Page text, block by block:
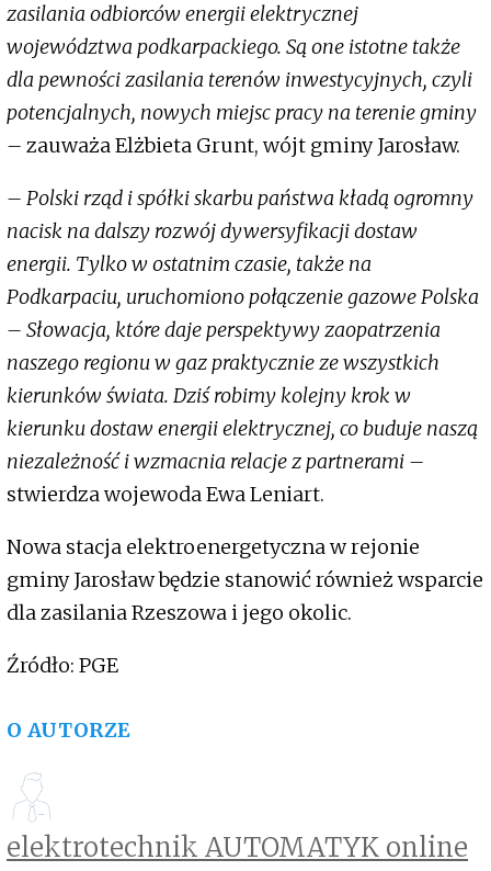
zasilania odbiorców energii elektrycznej
województwa podkarpackiego. Są one istotne także
dla pewności zasilania terenów inwestycyjnych, czyli
potencjalnych, nowych miejsc pracy na terenie gminy
– zauważa Elżbieta Grunt, wójt gminy Jarosław.
– Polski rząd i spółki skarbu państwa kładą ogromny
nacisk na dalszy rozwój dywersyfikacji dostaw
energii. Tylko w ostatnim czasie, także na
Podkarpaciu, uruchomiono połączenie gazowe Polska
– Słowacja, które daje perspektywy zaopatrzenia
naszego regionu w gaz praktycznie ze wszystkich
kierunków świata. Dziś robimy kolejny krok w
kierunku dostaw energii elektrycznej, co buduje naszą
niezależność i wzmacnia relacje z partnerami –
stwierdza wojewoda Ewa Leniart.
Nowa stacja elektroenergetyczna w rejonie
gminy Jarosław będzie stanowić również wsparcie
dla zasilania Rzeszowa i jego okolic.
Źródło: PGE
O AUTORZE
elektrotechnik AUTOMATYK online